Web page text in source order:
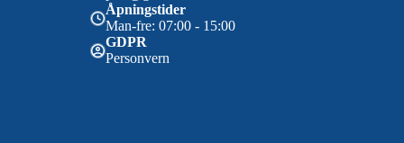
Åpningstider
Man-fre: 07:00 - 15:00
GDPR
Personvern